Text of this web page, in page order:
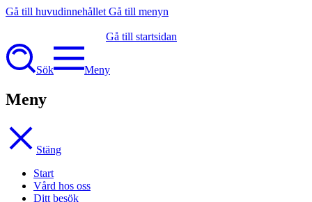
Gå till huvudinnehållet Gå till menyn
Gå till startsidan
Sök Meny
Meny
Stäng
Start
Vård hos oss
Ditt besök